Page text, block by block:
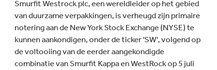
Smurfit Westrock plc, een wereldleider op het gebied
van duurzame verpakkingen, is verheugd zijn primaire
notering aan de New York Stock Exchange (NYSE) te
kunnen aankondigen, onder de ticker 'SW', volgend op
de voltooiing van de eerder aangekondigde
combinatie van Smurfit Kappa en WestRock op 5 juli